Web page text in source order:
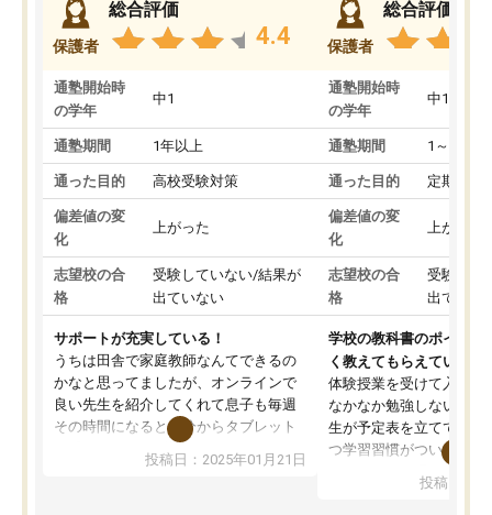
保護者
総合評価
4.4
通塾開始時
の学年
中1
通塾期間 1年以上
通った目的 高校受験対策
偏差値の変
化
上がった
志望校の合
格
受験していない/結果が
出ていない
サポートが充実している！
うちは田舎で家庭教師なんてできるの
かなと思ってましたが、オンラインで
良い先生を紹介してくれて息子も毎週
その時間になると自分からタブレット
を開いてzoomを繋げるようになりまし
た！5科目なんでもOKなのもとても気
投稿日：2025年01月21日
保護者
総合評価
通塾開始時
の学年
中1
通塾期間 1～3ヵ月
通った目的 定期テス
偏差値の変
化
上がった
志望校の合
格
受験して
出ていな
学校の教科書のポイント
く教えてもらえている
体験授業を受けて入塾し
なかなか勉強しない息子
生が予定表を立ててくれ
つ学習習慣がついてきま
指導が無い日も予定表
投稿日：